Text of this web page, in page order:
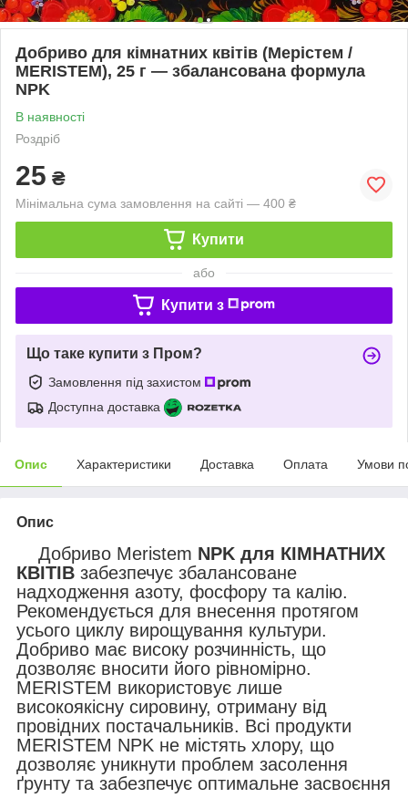
Добриво для кімнатних квітів (Мерістем /
MERISTEM), 25 г — збалансована формула
NPK
В наявності
Роздріб
25 ₴
Мінімальна сума замовлення на сайті — 400 ₴
Купити
або
Купити з
Що таке купити з Пром?
Замовлення під захистом
Доступна доставка
Опис Характеристики Доставка Оплата Умови
Опис
Добриво Meristem NPK для КІМНАТНИХ
КВІТІВ забезпечує збалансоване
надходження азоту, фосфору та калію.
Рекомендується для внесення протягом
усього циклу вирощування культури.
Добриво має високу розчинність, що
дозволяє вносити його рівномірно.
MERISTEM використовує лише
високоякісну сировину, отриману від
провідних постачальників. Всі продукти
MERISTEM NPK не містять хлору, що
дозволяє уникнути проблем засолення
ґрунту та забезпечує оптимальне засвоєння